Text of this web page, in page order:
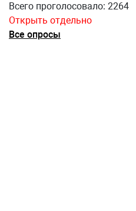
Всего проголосовало: 2264
Открыть отдельно
Все опросы